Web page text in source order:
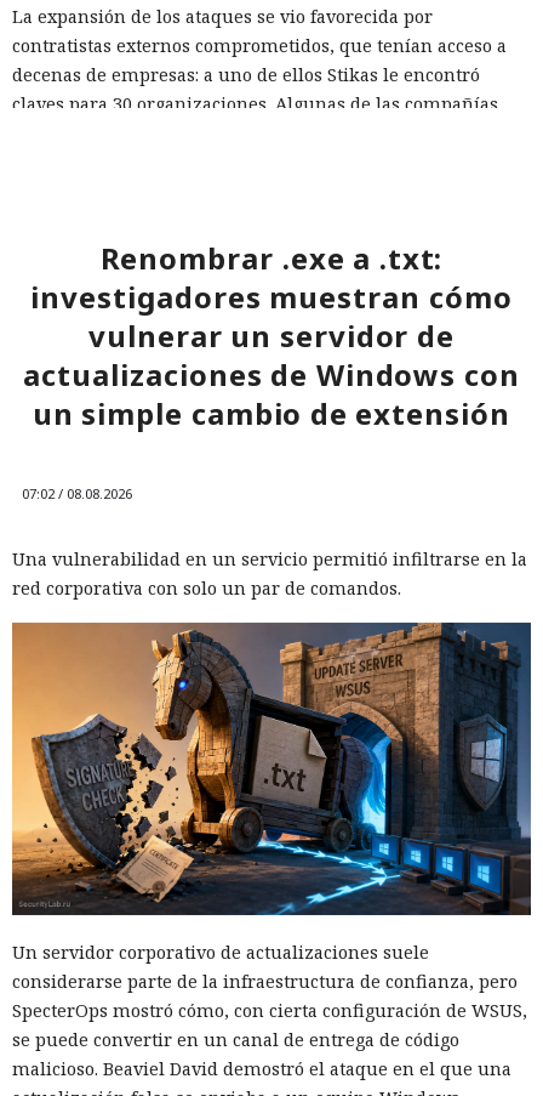
La expansión de los ataques se vio favorecida por
contratistas externos comprometidos, que tenían acceso a
decenas de empresas: a uno de ellos Stikas le encontró
claves para 30 organizaciones. Algunas de las compañías
el acceso a los sistemas críticos y no ejecutar programas
externos recibidos como tareas de prueba durante el
proceso de contratación.
El DHS intentó acceder a chats
privados de Signal, pero un
tribunal rechazó rápidamente
su petición
06:10 / 09.08.2026
Cuanto más investigaban las autoridades, más se agudizaba
Renombrar .exe a .txt:
investigadores muestran cómo
vulnerar un servidor de
actualizaciones de Windows con
un simple cambio de extensión
07:02 / 08.08.2026
Una vulnerabilidad en un servicio permitió infiltrarse en la
red corporativa con solo un par de comandos.
Un servidor corporativo de actualizaciones suele
considerarse parte de la infraestructura de confianza, pero
SpecterOps mostró cómo, con cierta configuración de WSUS,
se puede convertir en un canal de entrega de código
malicioso. Beaviel David demostró el ataque en el que una